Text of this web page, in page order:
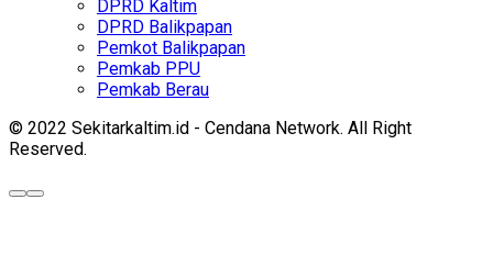
DPRD Kaltim
DPRD Balikpapan
Pemkot Balikpapan
Pemkab PPU
Pemkab Berau
© 2022 Sekitarkaltim.id - Cendana Network. All Right
Reserved.